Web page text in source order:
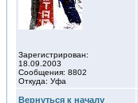
Зарегистрирован:
18.09.2003
Сообщения: 8802
Откуда: Уфа
Вернуться к началу